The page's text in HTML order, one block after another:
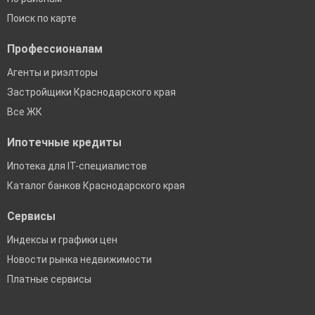
Поиск по карте
Профессионалам
Агенты и риэлторы
Застройщики Краснодарского края
Все ЖК
Ипотечные кредиты
Ипотека для IT-специалистов
Каталог банков Краснодарского края
Сервисы
Индексы и графики цен
Новости рынка недвижимости
Платные сервисы